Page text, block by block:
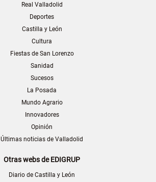
Real Valladolid
Deportes
Castilla y León
Cultura
Fiestas de San Lorenzo
Sanidad
Sucesos
La Posada
Mundo Agrario
Innovadores
Opinión
Últimas noticias de Valladolid
Otras webs de EDIGRUP
Diario de Castilla y León